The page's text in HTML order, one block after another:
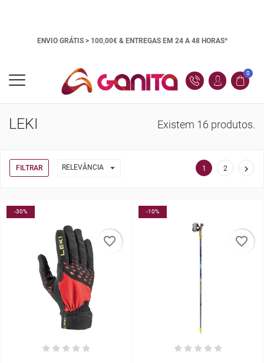
ENVIO GRÁTIS > 100,00€ & ENTREGAS EM 24 A 48 HORAS*
0
LEKI Existem 16 produtos.
FILTRAR RELEVÂNCIA  1 2 
-30%
favorite_border
-10%
favorite_border